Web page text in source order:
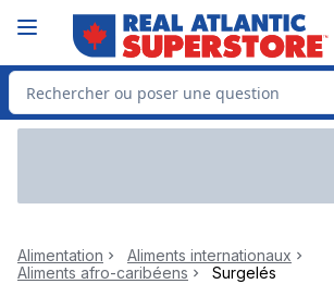
Rechercher des produits
Alimentation
Aliments internationaux
Aliments afro-caribéens
Surgelés